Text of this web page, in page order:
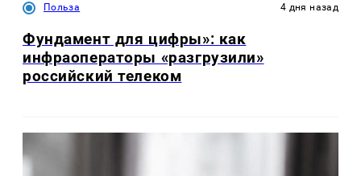
Польза 4 дня назад
Фундамент для цифры»: как
инфраоператоры «разгрузили»
российский телеком